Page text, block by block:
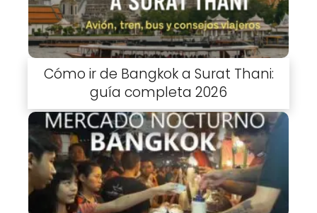
Cómo ir de Bangkok a Surat Thani:
guía completa 2026